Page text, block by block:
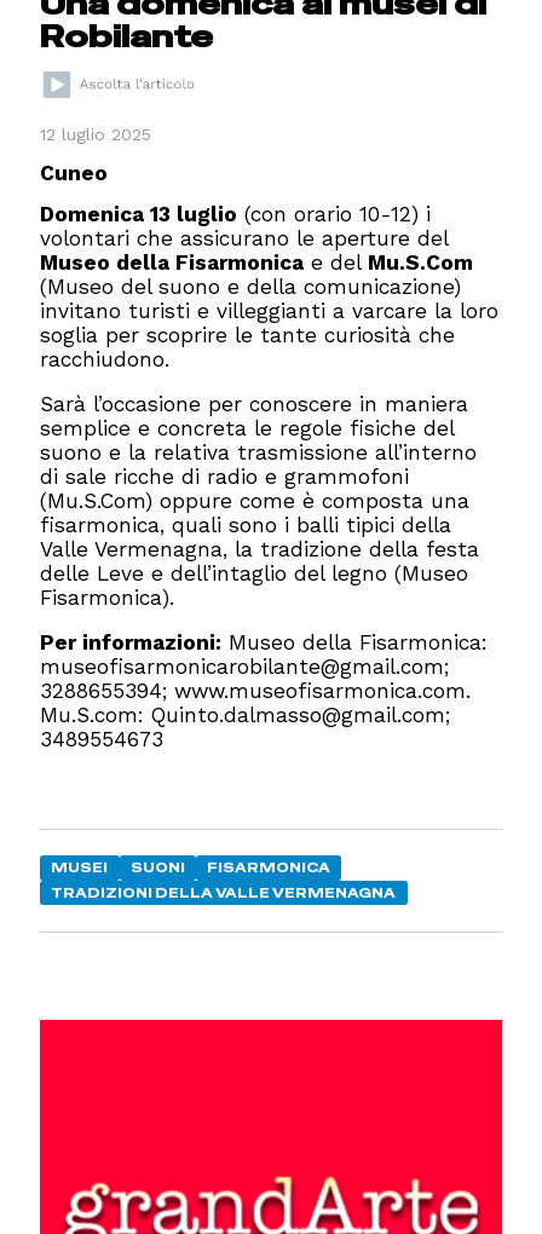
Robilante
12 luglio 2025
Cuneo
Domenica 13 luglio (con orario 10-12) i
volontari che assicurano le aperture del
Museo della Fisarmonica e del Mu.S.Com
(Museo del suono e della comunicazione)
invitano turisti e villeggianti a varcare la loro
soglia per scoprire le tante curiosità che
racchiudono.
Sarà l’occasione per conoscere in maniera
semplice e concreta le regole fisiche del
suono e la relativa trasmissione all’interno
di sale ricche di radio e grammofoni
(Mu.S.Com) oppure come è composta una
fisarmonica, quali sono i balli tipici della
Valle Vermenagna, la tradizione della festa
delle Leve e dell’intaglio del legno (Museo
Fisarmonica).
Per informazioni: Museo della Fisarmonica:
museofisarmonicarobilante@gmail.com;
3288655394; www.museofisarmonica.com.
Mu.S.com: Quinto.dalmasso@gmail.com;
3489554673
MUSEI SUONI
FISARMONICA
TRADIZIONI DELLA VALLE VERMENAGNA